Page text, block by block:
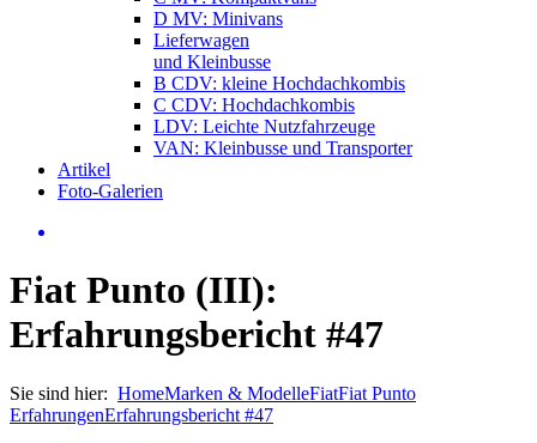
D MV: Minivans
Lieferwagen
und Kleinbusse
B CDV: kleine Hochdachkombis
C CDV: Hochdachkombis
LDV: Leichte Nutzfahrzeuge
VAN: Kleinbusse und Transporter
Artikel
Foto-Galerien
Fiat Punto (III):
Erfahrungsbericht #47
Sie sind hier: HomeMarken & ModelleFiatFiat Punto
ErfahrungenErfahrungsbericht #47